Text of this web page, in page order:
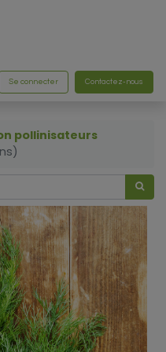
Se connecter Contactez-nous
pollinisateurs